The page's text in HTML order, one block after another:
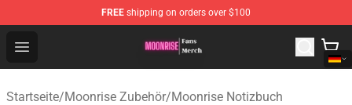
FREE shipping on orders over $100
Open menu
Moonrise Store - Official Moonrise Merchandise Shop
Startseite/Moonrise Zubehör/Moonrise Notizbuch